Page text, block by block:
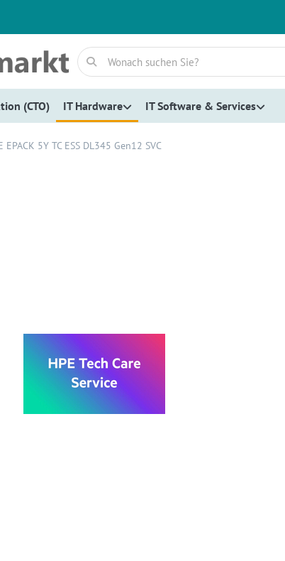
(CTO) IT Hardware IT Software & Services
EPACK 5Y TC ESS DL345 Gen12 SVC